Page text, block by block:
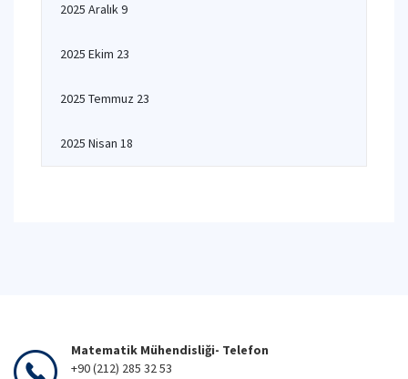
2025 Aralık 9
2025 Ekim 23
2025 Temmuz 23
2025 Nisan 18
Matematik Mühendisliği- Telefon
+90 (212) 285 32 53